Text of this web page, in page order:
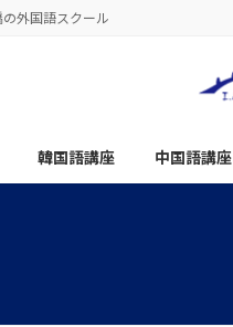
外国語スクール
韓国語講座 中国語講座